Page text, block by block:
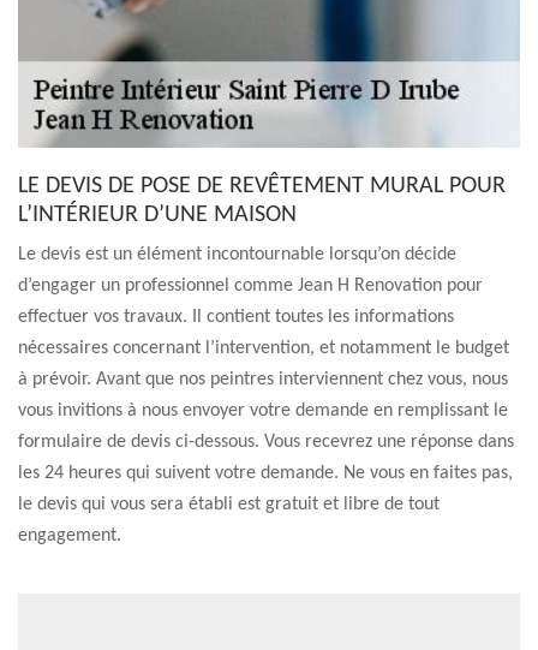
LE DEVIS DE POSE DE REVÊTEMENT MURAL POUR
L’INTÉRIEUR D’UNE MAISON
Le devis est un élément incontournable lorsqu’on décide
d’engager un professionnel comme Jean H Renovation pour
effectuer vos travaux. Il contient toutes les informations
nécessaires concernant l’intervention, et notamment le budget
à prévoir. Avant que nos peintres interviennent chez vous, nous
vous invitions à nous envoyer votre demande en remplissant le
formulaire de devis ci-dessous. Vous recevrez une réponse dans
les 24 heures qui suivent votre demande. Ne vous en faites pas,
le devis qui vous sera établi est gratuit et libre de tout
engagement.